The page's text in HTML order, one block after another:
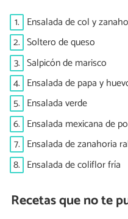
1. Ensalada de col y
2. Soltero de queso
3. Salpicón de marisco
4. Ensalada de papa y
5. Ensalada verde
6. Ensalada mexicana de
7. Ensalada de zanahoria
8. Ensalada de coliflor fría
Recetas que no te